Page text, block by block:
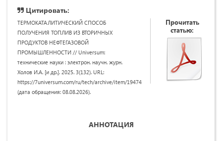
Цитировать:
ТЕРМОКАТАЛИТИЧЕСКИЙ СПОСОБ
ПОЛУЧЕНИЯ ТОПЛИВ ИЗ ВТОРИЧНЫХ
ПРОДУКТОВ НЕФТЕГАЗОВОЙ
ПРОМЫШЛЕННОСТИ // Universum:
технические науки : электрон. научн. журн.
Холов И.А. [и др.]. 2025. 3(132). URL:
https://7universum.com/ru/tech/archive/item/19474
(дата обращения: 08.08.2026).
Прочитать
статью:
АННОТАЦИЯ